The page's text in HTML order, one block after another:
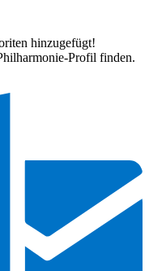
hinzugefügt!
Profil finden.